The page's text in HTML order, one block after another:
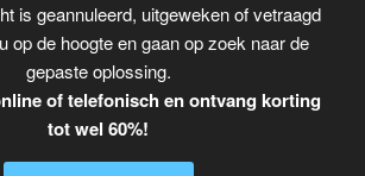
is geannuleerd, uitgeweken of vetraagd
op de hoogte en gaan op zoek naar de
gepaste oplossing.
of telefonisch en ontvang korting
tot wel 60%!